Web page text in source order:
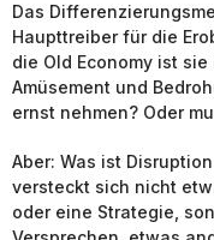
Das
Haupttreiber für die
die Old Economy ist
Amüsement und
ernst nehmen? Oder
Aber: Was ist
versteckt sich nicht
oder eine Strategie,